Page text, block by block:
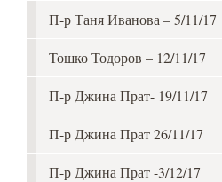
П-р Таня Иванова – 5/11/17
Тошко Тодоров – 12/11/17
П-р Джина Прат- 19/11/17
П-р Джина Прат 26/11/17
П-р Джина Прат -3/12/17